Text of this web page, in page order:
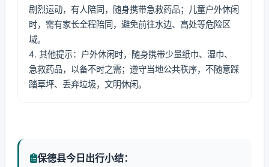
剧烈运动，有人陪同，随身携带急救药品；儿童户外休闲
时，需有家长全程陪同，避免前往水边、高处等危险区
域。
4. 其他提示：户外休闲时，随身携带少量纸巾、湿巾、
急救药品，以备不时之需；遵守当地公共秩序，不随意踩
踏草坪、丢弃垃圾，文明休闲。
保德县今日出行小结：